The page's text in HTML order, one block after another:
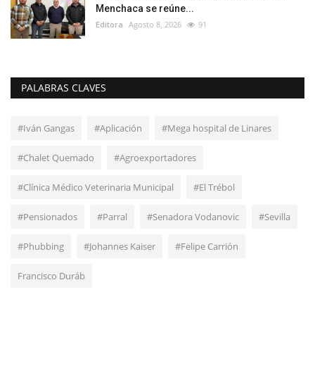
Menchaca se reúne...
Editora Agosto 8, 2026 91
PALABRAS CLAVES
#Iván Gangas #Aplicación #Mega hospital de Linares
#Chalet Quemado #Agroexportadores
#Clínica Médico Veterinaria Municipal #El Trébol
#Pensionados #Parral #Senadora Vodanovic #Sevilla
#Phubbing #Johannes Kaiser #Felipe Carrión
Francisco Duráb